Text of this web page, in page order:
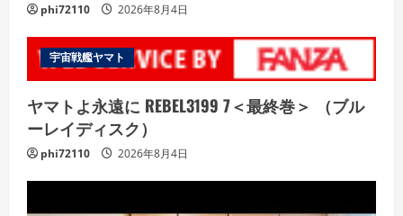
phi72110 2026年8月4日
宇宙戦艦ヤマト
ヤマトよ永遠に REBEL3199 7＜最終巻＞ （ブル
ーレイディスク）
phi72110 2026年8月4日